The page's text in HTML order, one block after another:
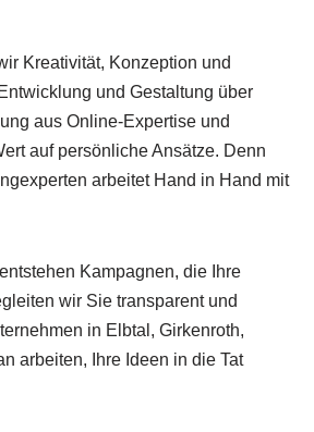
Kreativität, Konzeption und
und Gestaltung über
aus Online-Expertise und
auf persönliche Ansätze. Denn
arbeitet Hand in Hand mit
Kampagnen, die Ihre
wir Sie transparent und
in Elbtal, Girkenroth,
arbeiten, Ihre Ideen in die Tat